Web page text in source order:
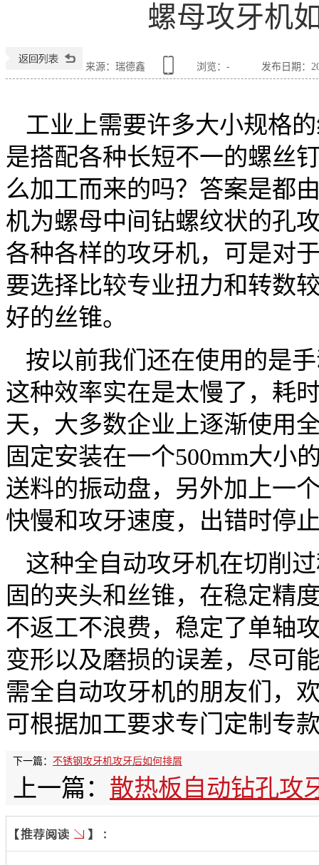
螺母攻牙机
来源：瑞德鑫 浏览： - 发布日期：
工业上需要许多大小规格
是搭配各种长短不一的螺丝
么加工而来的吗？答案是都
机为螺母中间钻螺纹状的孔
各种各样的攻牙机，可是对
要选择比较专业扭力和转数
好的丝锥。
按以前我们还在使用的是
这种效率实在是太慢了，耗
天，大多数企业上逐渐使用
固定安装在一个500mm大小
送料的振动盘，另外加上一
快慢和攻牙速度，出错时停
这种全自动攻牙机在切削
固的夹头和丝锥，在稳定精
不返工不浪费，稳定了单轴
变形以及磨损的误差，尽可
需全自动攻牙机的朋友们，
可根据加工要求专门定制专
下一篇： 不锈钢攻牙机攻牙后如何排屑
上一篇： 散热板自动钻孔攻